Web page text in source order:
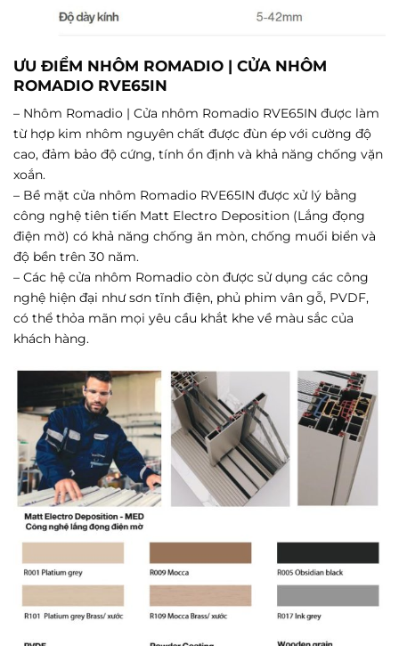
ƯU ĐIỂM NHÔM ROMADIO | CỬA NHÔM
ROMADIO RVE65IN
– Nhôm Romadio | Cửa nhôm Romadio RVE65IN được làm
từ hợp kim nhôm nguyên chất được đùn ép với cường độ
cao, đảm bảo độ cứng, tính ổn định và khả năng chống vặn
xoắn.
– Bề mặt cửa nhôm Romadio RVE65IN được xử lý bằng
công nghệ tiên tiến Matt Electro Deposition (Lắng đọng
điện mờ) có khả năng chống ăn mòn, chống muối biển và
độ bền trên 30 năm.
– Các hệ cửa nhôm Romadio còn được sử dụng các công
nghệ hiện đại như sơn tĩnh điện, phủ phim vân gỗ, PVDF,
có thể thỏa mãn mọi yêu cầu khắt khe về màu sắc của
khách hàng.